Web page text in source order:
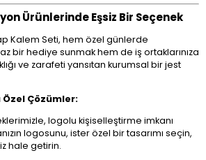
Ürünlerinde Eşsiz Bir Seçenek
Kalem Seti, hem özel günlerde
bir hediye sunmak hem de iş ortaklarınıza
ve zarafeti yansıtan kurumsal bir jest
Çözümler:
logolu kişiselleştirme imkanı
logosunu, ister özel bir tasarımı seçin,
hale getirin.